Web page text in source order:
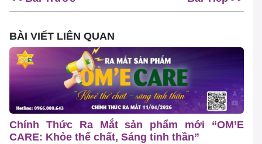
BÀI VIẾT LIÊN QUAN
Chính Thức Ra Mắt sản phẩm mới “OM’E
CARE: Khỏe thể chất, Sáng tinh thần”